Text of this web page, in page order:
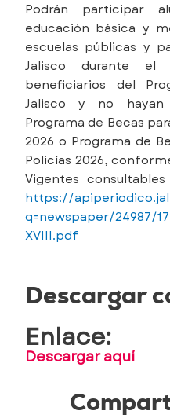
Podrán participar
educación básica y
escuelas públicas y
Jalisco durante el
beneficiarios del
Jalisco y no hayan
Programa de Becas
2026 o Programa de
Policías 2026,
Vigentes
https://
q=newspaper/24987/
XVIII.pdf
Descargar
Enlace:
Descargar aquí